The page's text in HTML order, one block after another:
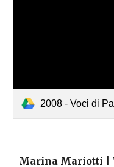
2008 - Voci di
Marina Mariotti |